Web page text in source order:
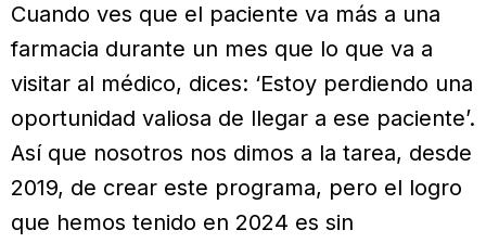
Cuando ves que el paciente va más a una
farmacia durante un mes que lo que va a
visitar al médico, dices: ‘Estoy perdiendo una
oportunidad valiosa de llegar a ese paciente’.
Así que nosotros nos dimos a la tarea, desde
2019, de crear este programa, pero el logro
que hemos tenido en 2024 es sin